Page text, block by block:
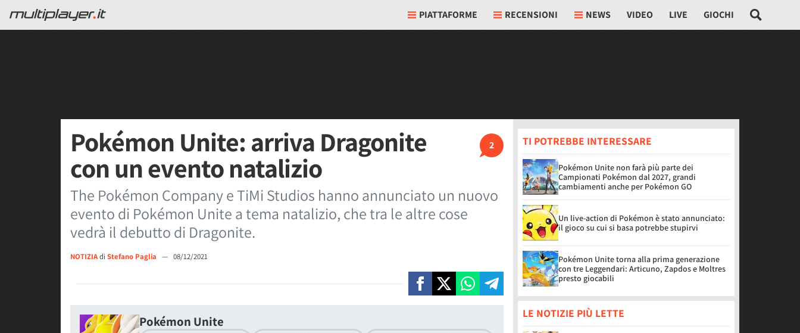
PIATTAFORME RECENSIONI NEWS VIDEO LIVE GIOCHI
2
Pokémon Unite: arriva Dragonite
con un evento natalizio
The Pokémon Company e TiMi Studios hanno annunciato un nuovo
evento di Pokémon Unite a tema natalizio, che tra le altre cose
vedrà il debutto di Dragonite.
NOTIZIAdi Stefano Paglia — 08/12/2021
Pokémon Unite
TI POTREBBE INTERESSARE
Pokémon Unite non farà più parte dei
Campionati Pokémon dal 2027, grandi
cambiamenti anche per Pokémon GO
Un live-action di Pokémon è stato annunciato:
il gioco su cui si basa potrebbe stupirvi
Pokémon Unite torna alla prima generazione
con tre Leggendari: Articuno, Zapdos e Moltres
presto giocabili
LE NOTIZIE PIÙ LETTE